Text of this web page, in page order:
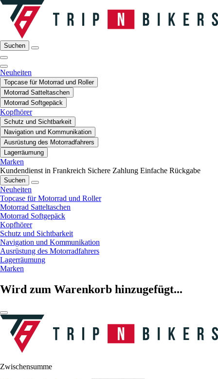
Suchen
Neuheiten
Topcase für Motorrad und Roller
Motorrad Satteltaschen
Motorrad Softgepäck
Kopfhörer
Schutz und Sichtbarkeit
Navigation und Kommunikation
Ausrüstung des Motorradfahrers
Lagerräumung
Marken
Kundendienst in Frankreich Sichere Zahlung Einfache Rückgabe
Suchen
Neuheiten
Topcase für Motorrad und Roller
Motorrad Satteltaschen
Motorrad Softgepäck
Kopfhörer
Schutz und Sichtbarkeit
Navigation und Kommunikation
Ausrüstung des Motorradfahrers
Lagerräumung
Marken
Wird zum Warenkorb hinzugefügt...
Zwischensumme